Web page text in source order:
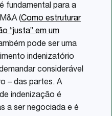
fundamental para a
(Como estruturar
“justa” em um
pode ser uma
indenizatório
considerável
– das partes. A
indenização é
a ser negociada e é